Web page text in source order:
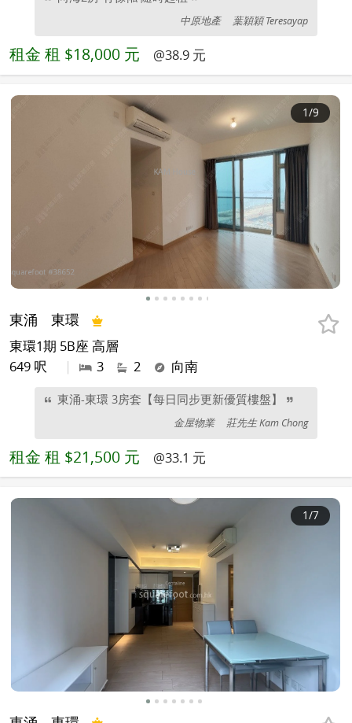
中原地產 葉穎穎 Teresayap
租金 租 $18,000 元 @38.9 元
1/9
東涌 東環
東環1期 5B座 高層
649 呎
| 3 2 向南
東涌-東環 3房套【每日同步更新優質樓盤】
金屋物業 莊先生 Kam Chong
租金 租 $21,500 元 @33.1 元
1/7